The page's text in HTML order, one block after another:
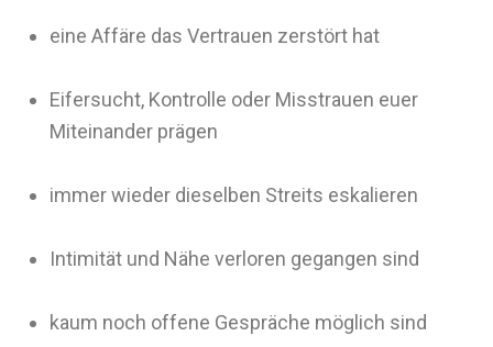
eine Affäre das Vertrauen zerstört hat
Eifersucht, Kontrolle oder Misstrauen euer
Miteinander prägen
immer wieder dieselben Streits eskalieren
Intimität und Nähe verloren gegangen sind
kaum noch offene Gespräche möglich sind